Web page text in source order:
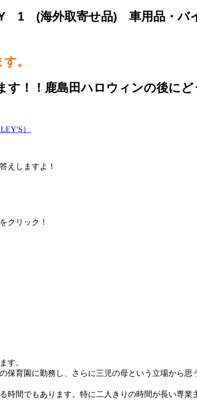
(海外取寄せ品) 車用品・バ
。
す！！鹿島田ハロウィンの後にど
）
えしますよ！
クリック！
す。
育園に勤務し、さらに三児の母という立場から
間でもあります。特に二人きりの時間が長い専